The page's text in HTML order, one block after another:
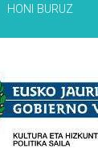
HONI BURUZ